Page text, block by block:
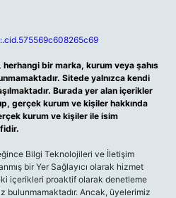
bir marka, kurum veya şahıs
Sitede yalnızca kendi
Burada yer alan içerikler
gerçek kurum ve kişiler hakkında
kurum ve kişiler ile isim
Bilgi Teknolojileri ve İletişim
bir Yer Sağlayıcı olarak hizmet
içerikleri proaktif olarak denetleme
bulunmamaktadır. Ancak, üyelerimiz